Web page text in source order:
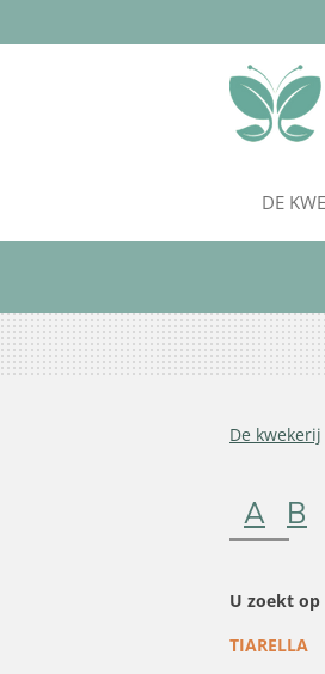
DE
De kwekerij
A B
U zoekt op
TIARELLA